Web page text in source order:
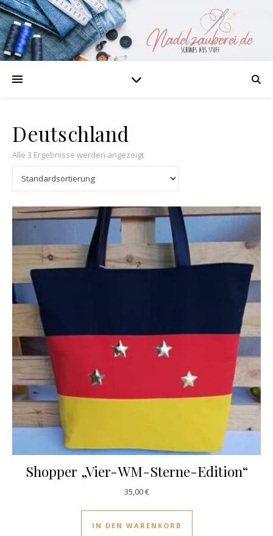
Deutschland
Alle 3 Ergebnisse werden angezeigt
Shopper „Vier-WM-Sterne-Edition“
35,00€
IN DEN WARENKORB